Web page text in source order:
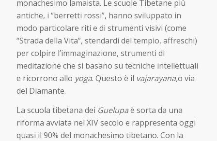
monachesimo lamaista. Le scuole Tibetane più
antiche, i “berretti rossi”, hanno sviluppato in
modo particolare riti e di strumenti visivi (come
“Strada della Vita”, stendardi del tempio, affreschi)
per colpire l’immaginazione, strumenti di
meditazione che si basano su tecniche intellettuali
e ricorrono allo yoga. Questo è il vajarayana,o via
del Diamante.
La scuola tibetana dei Guelupaè sorta da una
riforma avviata nel XIV secolo e rappresenta oggi
quasi il 90% del monachesimo tibetano. Con la